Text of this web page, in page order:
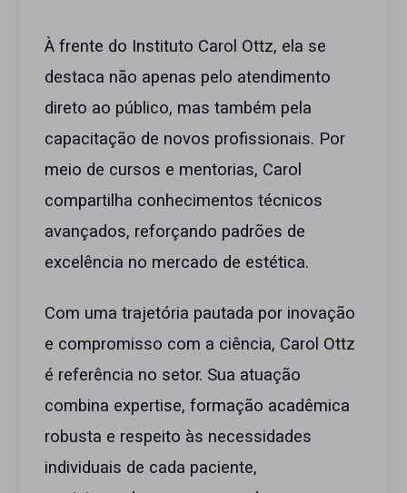
À frente do Instituto Carol Ottz, ela se
destaca não apenas pelo atendimento
direto ao público, mas também pela
capacitação de novos profissionais. Por
meio de cursos e mentorias, Carol
compartilha conhecimentos técnicos
avançados, reforçando padrões de
excelência no mercado de estética.
Com uma trajetória pautada por inovação
e compromisso com a ciência, Carol Ottz
é referência no setor. Sua atuação
combina expertise, formação acadêmica
robusta e respeito às necessidades
individuais de cada paciente,